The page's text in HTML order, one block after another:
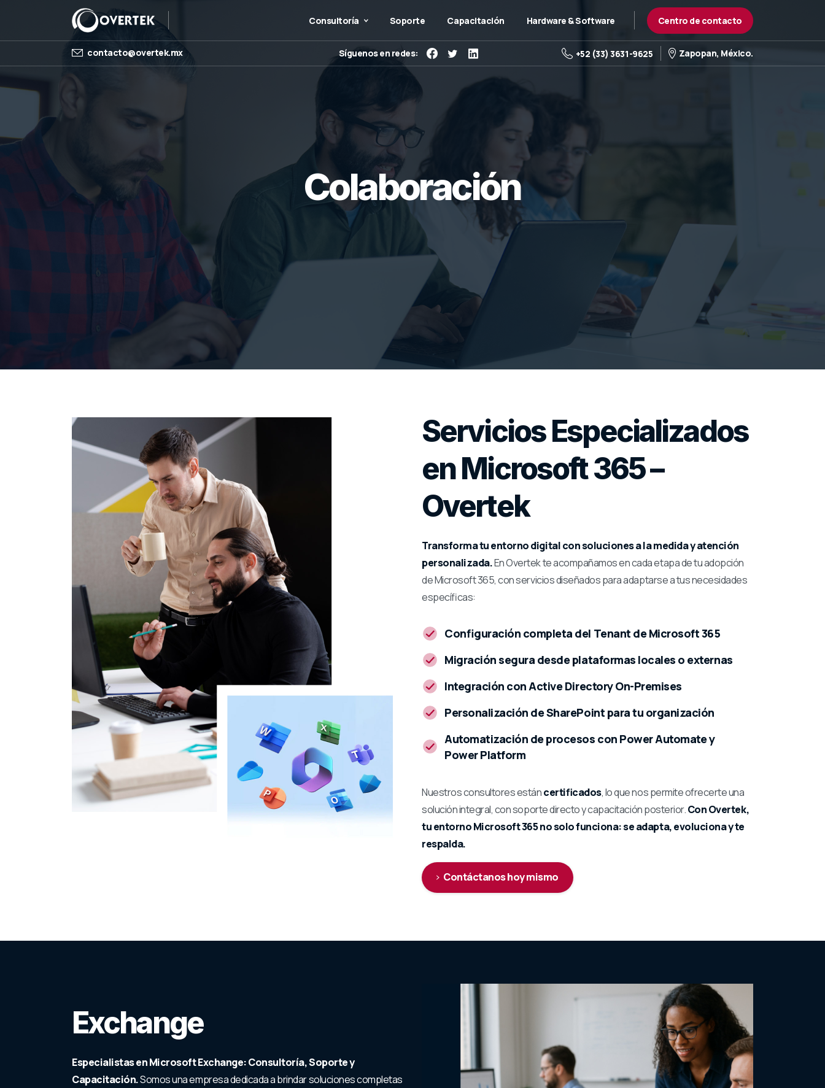
Consultoría Soporte Capacitación Hardware & Software Centro de contacto
contacto@overtek.mx Síguenos en redes: +52 (33) 3631-9625 Zapopan, México.
Colaboración
Servicios Especializados
en Microsoft 365 –
Overtek
Transforma tu entorno digital con soluciones a la medida y atención
personalizada.En Overtek te acompañamos en cada etapa de tu adopción
de Microsoft 365, con servicios diseñados para adaptarse a tus necesidades
específicas:
Configuración completa del Tenant de Microsoft 365
Migración segura desde plataformas locales o externas
Integración con Active Directory On-Premises
Personalización de SharePoint para tu organización
Automatización de procesos con Power Automate y
Power Platform
Nuestros consultores estáncertificados, lo que nos permite ofrecerte una
solución integral, con soporte directo y capacitación posterior.Con Overtek,
tu entorno Microsoft 365 no solo funciona: se adapta, evoluciona y te
respalda.
Contáctanos hoy mismo
Exchange
Especialistas en Microsoft Exchange: Consultoría, Soporte y
Capacitación.Somos una empresa dedicada a brindar soluciones completas